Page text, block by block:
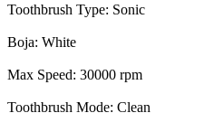
Toothbrush Type: Sonic
Boja: White
Max Speed: 30000 rpm
Toothbrush Mode: Clean